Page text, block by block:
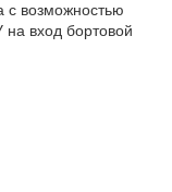
с возможностью
вход бортовой